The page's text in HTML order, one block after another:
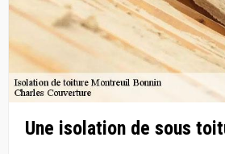
Une isolation de sous